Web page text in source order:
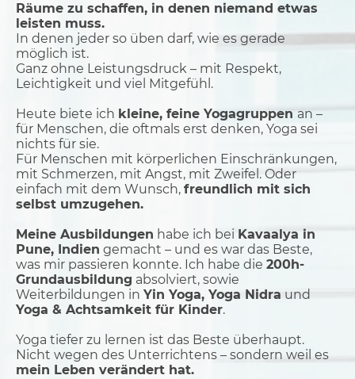
Räume zu schaffen, in denen niemand etwas
leisten muss.
In denen jeder so üben darf, wie es gerade
möglich ist.
Ganz ohne Leistungsdruck – mit Respekt,
Leichtigkeit und viel Mitgefühl.
Heute biete ich kleine, feine Yogagruppen an –
für Menschen, die oftmals erst denken, Yoga sei
nichts für sie.
Für Menschen mit körperlichen Einschränkungen,
mit Schmerzen, mit Angst, mit Zweifel. Oder
einfach mit dem Wunsch, freundlich mit sich
selbst umzugehen.
Meine Ausbildungen habe ich bei Kavaalya in
Pune, Indien gemacht – und es war das Beste,
was mir passieren konnte. Ich habe die 200h-
Grundausbildung absolviert, sowie
Weiterbildungen in Yin Yoga, Yoga Nidra und
Yoga & Achtsamkeit für Kinder.
Yoga tiefer zu lernen ist das Beste überhaupt.
Nicht wegen des Unterrichtens – sondern weil es
mein Leben verändert hat.